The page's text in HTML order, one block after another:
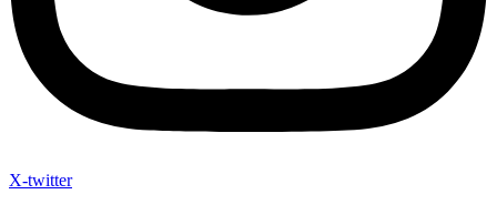
X-twitter